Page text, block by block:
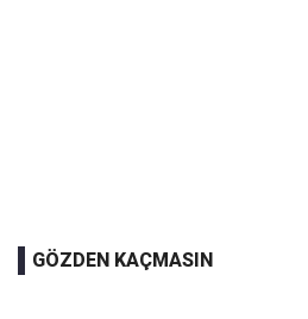
GÖZDEN KAÇMASIN